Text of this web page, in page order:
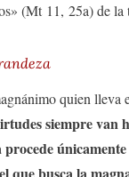
(Mt 11, 25a) de la
quien lleva
siempre van